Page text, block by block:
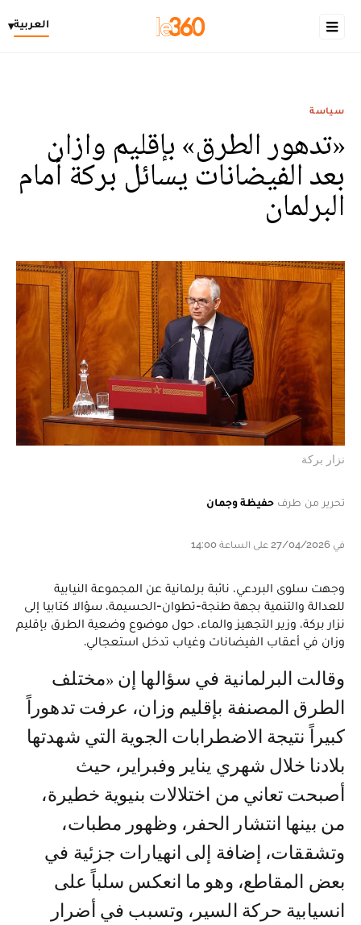
العربية▾
سياسة
«تدهور الطرق» بإقليم وازان
بعد الفيضانات يسائل بركة أمام
البرلمان
نزار بركة
تحرير من طرف حفيظة وجمان
في 27/04/2026 على الساعة 14:00
وجهت سلوى البردعي، نائبة برلمانية عن المجموعة النيابية
للعدالة والتنمية بجهة طنجة-تطوان-الحسيمة، سؤالا كتابيا إلى
نزار بركة، وزير التجهيز والماء، حول موضوع وضعية الطرق بإقليم
وزان في أعقاب الفيضانات وغياب تدخل استعجالي.
وقالت البرلمانية في سؤالها إن «مختلف
الطرق المصنفة بإقليم وزان، عرفت تدهوراً
كبيراً نتيجة الاضطرابات الجوية التي شهدتها
بلادنا خلال شهري يناير وفبراير، حيث
أصبحت تعاني من اختلالات بنيوية خطيرة،
من بينها انتشار الحفر، وظهور مطبات،
وتشققات، إضافة إلى انهيارات جزئية في
بعض المقاطع، وهو ما انعكس سلباً على
انسيابية حركة السير، وتسبب في أضرار